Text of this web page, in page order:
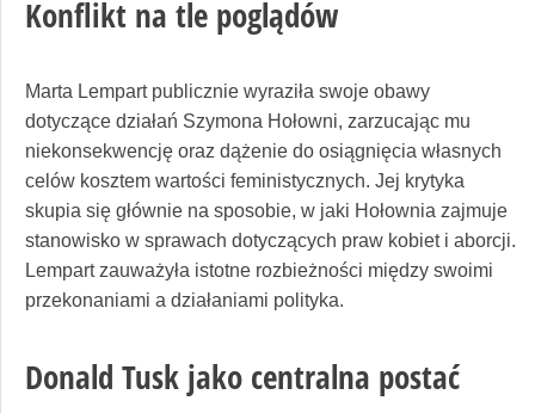
Konflikt na tle poglądów
Marta Lempart publicznie wyraziła swoje obawy
dotyczące działań Szymona Hołowni, zarzucając mu
niekonsekwencję oraz dążenie do osiągnięcia własnych
celów kosztem wartości feministycznych. Jej krytyka
skupia się głównie na sposobie, w jaki Hołownia zajmuje
stanowisko w sprawach dotyczących praw kobiet i aborcji.
Lempart zauważyła istotne rozbieżności między swoimi
przekonaniami a działaniami polityka.
Donald Tusk jako centralna postać